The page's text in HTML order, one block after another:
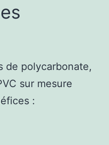
de polycarbonate,
sur mesure
: